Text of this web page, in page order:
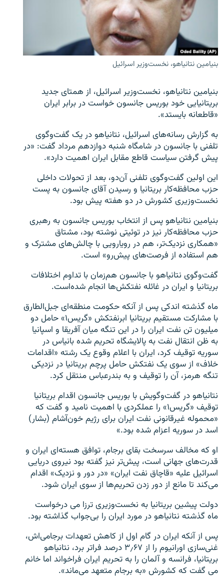
زبان‌های دیگر
بنیامین نتانیاهو، نخست‌وزیر اسرائیل
بنیامین نتانیاهو، نخست‌وزیر اسرائیل، از همتای جدید
بریتانیایی خود بوریس جانسون خواست در برابر ایران
«قاطعانه بایستد».
به گزارش رسانه‌های اسرائیل، نتانیاهو در یک گفت‌وگوی
تلفنی با جانسون در شامگاه شنبه دوازدهم مرداد گفت: «در
پیش گرفتن سیاست قاطع مقابل ایران اهمیت دارد».
این اولین گفت‌وگوی تلفنی آن‌دو، بعد از تحولات داخلی
حزب محافظه‌کار بریتانیا و رسیدن آقای جانسون به پست
نخست‌وزیری کشورش در دو هفته پیش بود.
بنیامین نتانیاهو پس از انتخاب بوریس جانسون به رهبری
حزب محافظه‌کار نیز در توئیتی نوشته بود، مشتاق
«همکاری نزدیک‌تر، هم در رویارویی با چالش‌های مشترک و
هم استفاده از فرصت‌های پیش‌رو» است.
گفت‌وگوی نتانیاهو با جانسون هم‌زمان با تداوم اختلافات
بریتانیا و ایران در غائله نفتکش‌ها انجام شده‌است.
ماه گذشته اندکی پس از آنکه حکومت منطقه‌ای جبل‌الطارق
با مشارکت مستقیم بریتانیا ابرنفتکش «گریس۱» حامل دو
میلیون تن نفت ایران را در این تنگه میان آفریقا و اسپانیا
به ظن انتقال نفت به پالایشگاه تحریم شده بانیاس در
سوریه توقیف کرد، ایران با اعلام وقوع یک رشته «اقدامات
خلاف» از سوی یک نفتکش حامل پرچم بریتانیا در نزدیکی
تنگه هرمز، آن را توقیف و به بندرعباس منتقل کرد.
نتانیاهو در گفت‌وگویش با بوریس جانسون اقدام بریتانیا
توقیف «گریس۱» را عملکردی با اهمیت نامید و گفت که
«محموله غیرقانونی نفت ایران برای رژیم خون‌آشام (بشار)
اسد در سوریه اعزام شده بود.»
او که مخالف سرسخت بقای برجام، توافق هسته‌ای ایران و
قدرت‌های جهانی است، پیش‌تر نیز گفته بود نیروی دریایی
اسرائیل علیه «قاچاق نفت ایران» «در دور و نزدیک» اقدام
می‌کند تا مانع از دور زدن تحریم‌ها از سوی ایران شود.
دولت پیشین بریتانیا به نخست‌وزیری ترزا می درخواست
ماه گذشته نتانیاهو در مورد ایران را بی‌جواب گذاشته بود.
پس از آنکه ایران در گام اول از کاهش تعهدات برجامی‌اش،
غنی‌سازی اورانیوم را از ۳٫۶۷ درصد فراتر برد، نتانیاهو
بریتانیا، فرانسه و آلمان را به تحریم ایران فراخواند اما خانم
می گفت که کشورش «به برجام متعهد می‌ماند».